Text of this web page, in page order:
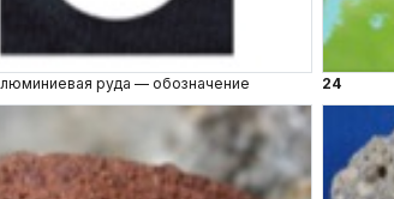
руда — обозначение 24